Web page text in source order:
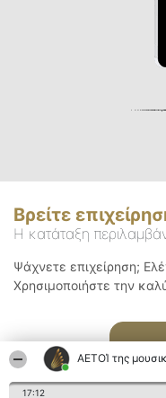
ΑΕΤΟΊ της
17:12
Βρείτε
Η κατάταξη
Ψάχνετε επιχείρηση;
Χρησιμοποιήστε την